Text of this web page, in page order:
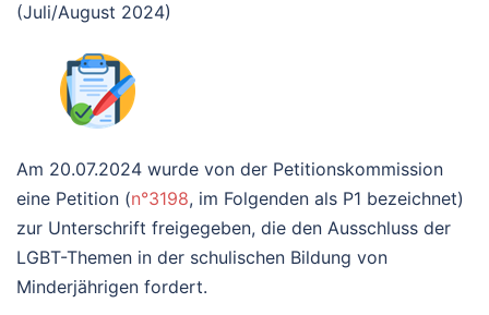
(Juli/August 2024)
Am 20.07.2024 wurde von der Petitionskommission
eine Petition (n°3198, im Folgenden als P1 bezeichnet)
zur Unterschrift freigegeben, die den Ausschluss der
LGBT-Themen in der schulischen Bildung von
Minderjährigen fordert.